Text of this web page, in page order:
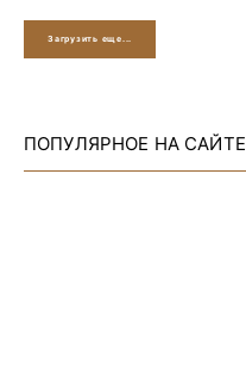
Загрузить еще...
ПОПУЛЯРНОЕ НА САЙТЕ